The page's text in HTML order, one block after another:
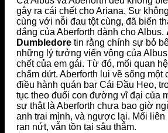
gây ra cái chết cho Ariana. Sự
cùng với nỗi đau tột cùng, đã biến
đắng của Aberforth dành cho Albus.
Dumbledore tin rằng chính sự bỏ
những lý tưởng viển vông của
chết của em gái. Từ đó, mối quan
chấm dứt. Aberforth lui về sống một
điều hành quán bar Cái Đầu Heo,
tục theo đuổi con đường vĩ đại của
sự thật là Aberforth chưa bao giờ
anh trai mình, và ngược lại. Mối liên
rạn nứt, vẫn tồn tại sâu thẳm.